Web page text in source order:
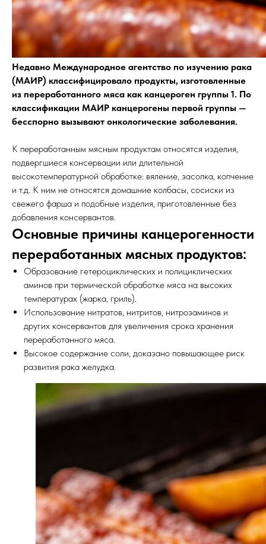
Недавно Международное агентство по изучению рака
(МАИР) классифицировало продукты, изготовленные
из переработанного мяса как канцероген группы 1. По
классификации МАИР канцерогены первой группы —
бесспорно вызывают онкологические заболевания.
К переработанным мясным продуктам относятся изделия,
подвергшиеся консервации или длительной
высокотемпературной обработке: вяление, засолка, копчение
и т.д. К ним не относятся домашние колбасы, сосиски из
свежего фарша и подобные изделия, приготовленные без
добавления консервантов.
Основные причины канцерогенности
переработанных мясных продуктов:
Образование гетероциклических и полициклических
аминов при термической обработке мяса на высоких
температурах (жарка, гриль).
Использование нитратов, нитритов, нитрозаминов и
других консервантов для увеличения срока хранения
переработанного мяса.
Высокое содержание соли, доказано повышающее риск
развития рака желудка.